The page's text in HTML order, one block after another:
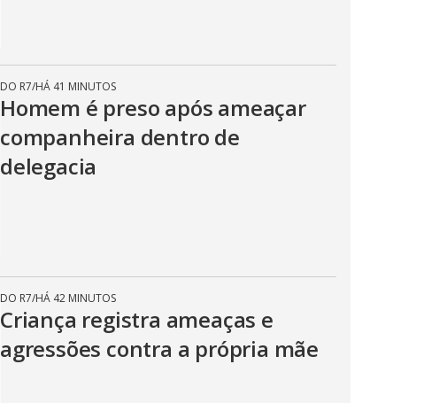
DO R7/HÁ 41 MINUTOS
Homem é preso após ameaçar
companheira dentro de
delegacia
DO R7/HÁ 42 MINUTOS
Criança registra ameaças e
agressões contra a própria mãe